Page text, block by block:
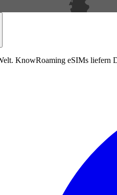
KnowRoaming eSIMs liefern